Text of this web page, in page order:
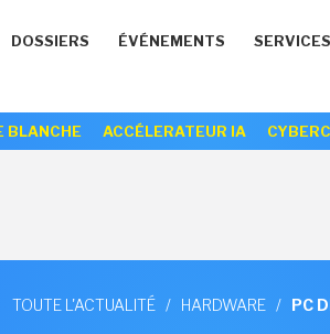
DOSSIERS ÉVÉNEMENTS SERVICES
BLANCHE ACCÉLERATEUR IA
TOUTE L'ACTUALITÉ / HARDWARE / PC